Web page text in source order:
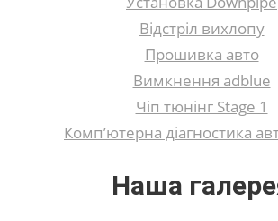
Відстріл вихлопу
Прошивка авто
Вимкнення adblue
Чіп тюнінг Stage 1
Комп’ютерна діагностика
Наша